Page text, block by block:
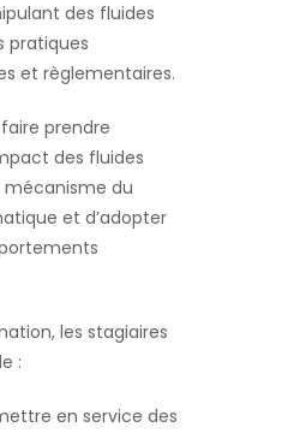
des fluides
pratiques
et règlementaires.
prendre
des fluides
mécanisme du
et d’adopter
les stagiaires
:
en service des